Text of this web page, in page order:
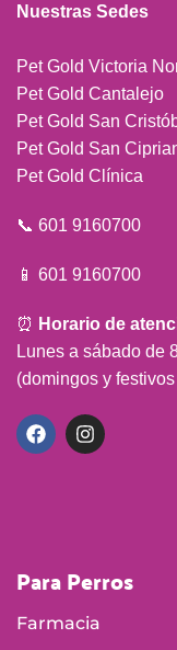
Nuestras Sedes
Pet Gold Victoria
Pet Gold Cantalejo
Pet Gold San
Pet Gold San
Pet Gold Clínica
📞 601 9160700
📱 601 9160700
⏰ Horario de
Lunes a sábado de
(domingos y
Para Perros
Farmacia